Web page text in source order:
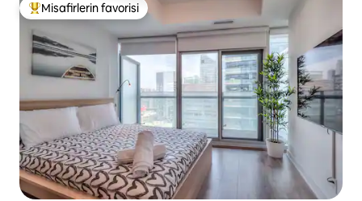
Misafirlerin favorilerinden en beğenilenler arasında
Misafirlerin favorisi